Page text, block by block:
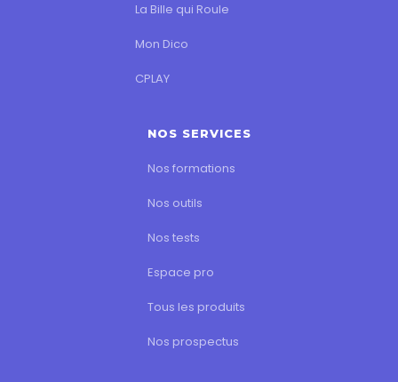
La Bille qui Roule
Mon Dico
CPLAY
NOS SERVICES
Nos formations
Nos outils
Nos tests
Espace pro
Tous les produits
Nos prospectus